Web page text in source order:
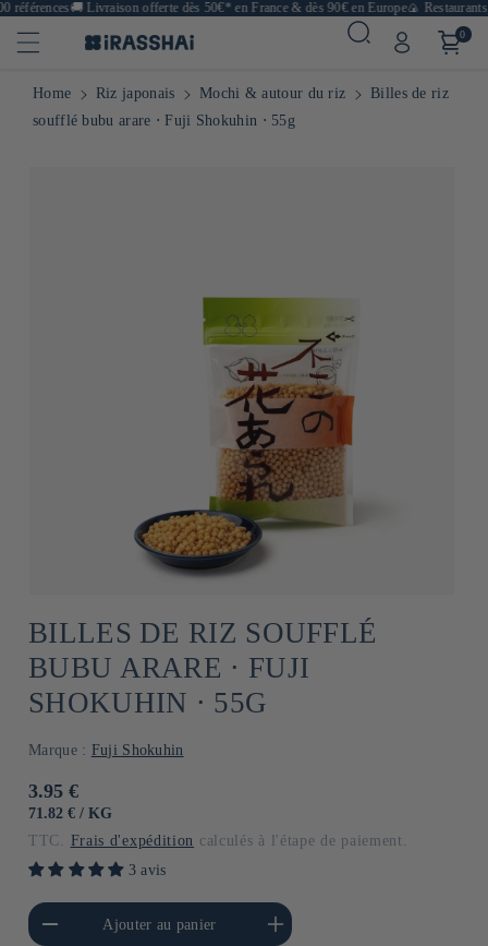
🚚Livraison offerte dès 50€* en France & dès 90€ en Europe🍙 Restaurants,
0
Home Riz japonais Mochi & autour du riz
Billes de riz
soufflé bubu arare ⋅ Fuji Shokuhin ⋅ 55g
BILLES DE RIZ SOUFFLÉ
BUBU ARARE ⋅ FUJI
SHOKUHIN ⋅ 55G
Marque : Fuji Shokuhin
Prix
habituel
3.95 €
PRIX
71.82 € / PAR
KG
TTC. Frais d'expédition calculés à l'étape de paiement.
3 avis
quantité de Default
Title
Ajouter au panier
Augmenter la quantité de
Default Title